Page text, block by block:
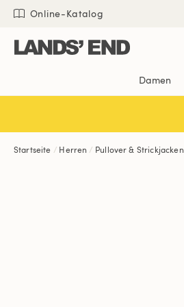
Direkt
Inhalt
Direkt
Navigation
Direkt
Suche
Online-Katalog
Damen
Startseite Herren Pullover & Strickjacken